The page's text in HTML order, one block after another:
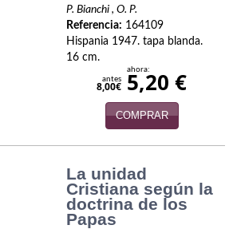
P. Bianchi , O. P.
Referencia: 164109
Hispania 1947. tapa blanda.
16 cm.
antes
8,00€
ahora:
5,20 €
COMPRAR
La unidad
Cristiana según la
doctrina de los
Papas